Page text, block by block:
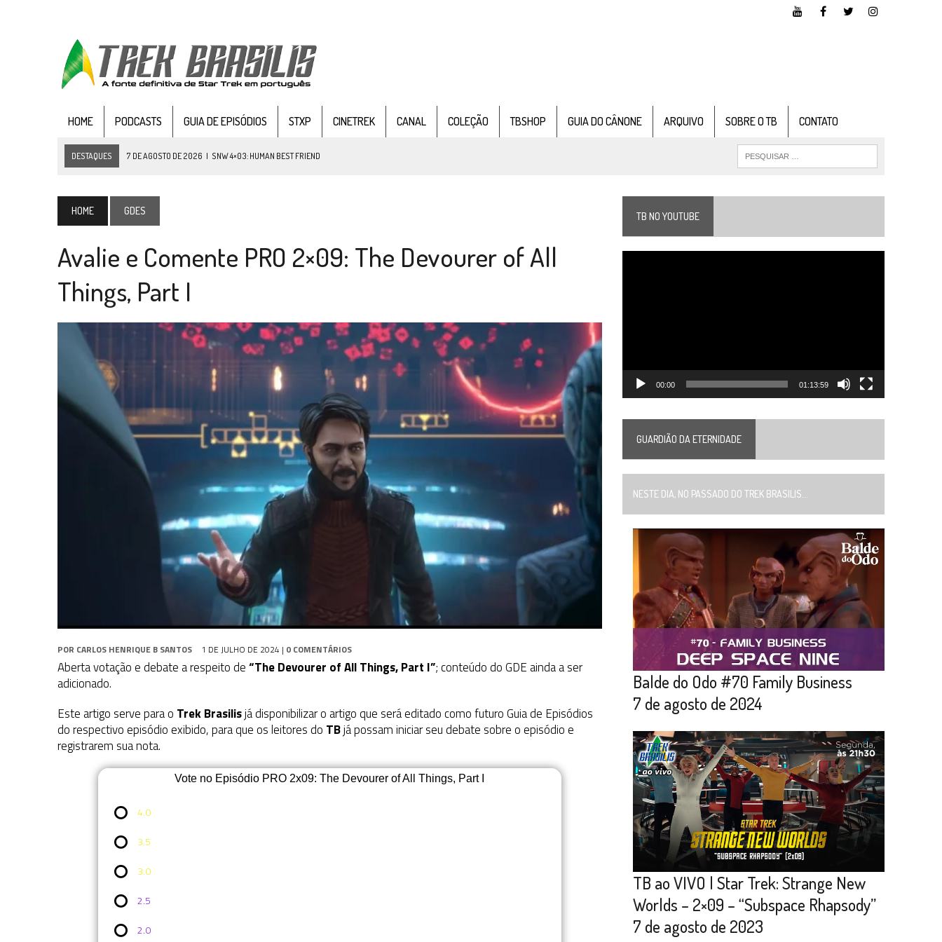
HOME PODCASTS GUIA DE EPISÓDIOS STXP CINETREK CANAL COLEÇÃO TBSHOP GUIA DO CÂNONE ARQUIVO SOBRE O TB CONTATO
DESTAQUES 7 DE AGOSTO DE 2026 | SNW 4×03: HUMAN BEST FRIEND
4 DE AGOSTO DE 2026 | REVISITANDO “HIDE AND Q” (TNG 1×09)
3 DE AGOSTO DE 2026 | VEJA FOTOS DO TERCEIRO EPISÓDIO DA 4ª TEMPORADA DE STRANGE NEW WORDS
2 DE AGOSTO DE 2026 | TB AO VIVO | STAR TREK: STRANGE NEW WORLDS – “THE GRIFFIN INCIDENT” (4×02)
31 DE JULHO DE 2026 GRANDES JORNADAS | QUATRO EPISÓDIOS DESTAR TREKSOBRE DIFERENTES PONTOS DE VISTA
7 DE AGOSTO DE 2026 | GRANDES JORNADAS | SEIS EPISÓDIOS DE SOBRE PATERNIDADE
HOME GDES
Avalie e Comente PRO 2×09: The Devourer of All
Things, Part I
POR CARLOS HENRIQUE B SANTOS 1 DE JULHO DE 2024 | 0 COMENTÁRIOS
Aberta votação e debate a respeito de“The Devourer of All Things, Part I”; conteúdo do GDE ainda a ser
adicionado.
Este artigo serve para o Trek Brasilisjá disponibilizar o artigo que será editado como futuro Guia de Episódios
do respectivo episódio exibido, para que os leitores do TBjá possam iniciar seu debate sobre o episódio e
registrarem sua nota.
Vote no Episódio PRO 2x09: The Devourer of All Things, Part I
4.0
3.5
3.0
2.5
2.0
TB NO YOUTUBE
00:00 01:13:59
GUARDIÃO DA ETERNIDADE
NESTE DIA, NO PASSADO DO TREK BRASILIS...
Balde do Odo #70 Family Business
7 de agosto de 2024
TB ao VIVO | Star Trek: Strange New
Worlds – 2×09 – “Subspace Rhapsody”
7 de agosto de 2023